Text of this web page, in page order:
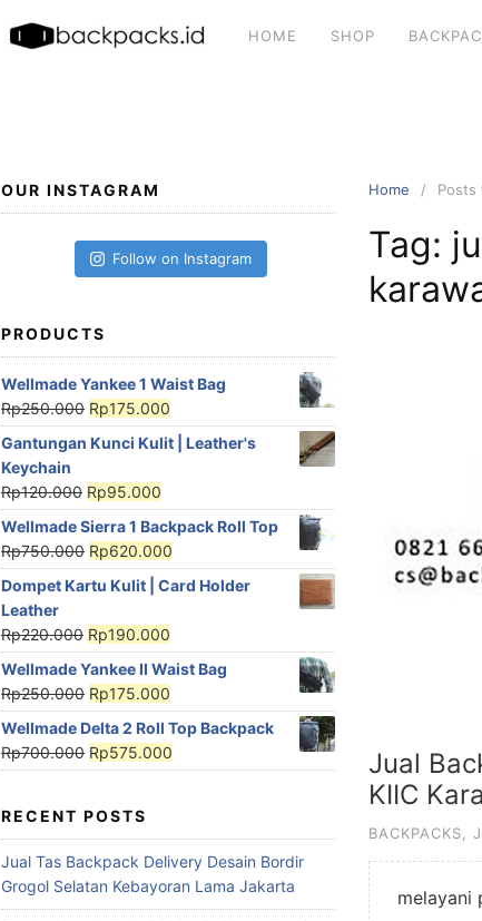
HOME SHOP
Home Posts
Tag:
Jual
KIIC
BACKPACKS
melayani
OUR INSTAGRAM
Follow on Instagram
PRODUCTS
Wellmade Yankee 1 Waist Bag
Rp250.000 Rp175.000
Gantungan Kunci Kulit | Leather's
Keychain
Rp120.000 Rp95.000
Wellmade Sierra 1 Backpack Roll Top
Rp750.000 Rp620.000
Dompet Kartu Kulit | Card Holder
Leather
Rp220.000 Rp190.000
Wellmade Yankee II Waist Bag
Rp250.000 Rp175.000
Wellmade Delta 2 Roll Top Backpack
Rp700.000 Rp575.000
RECENT POSTS
Jual Tas Backpack Delivery Desain Bordir
Grogol Selatan Kebayoran Lama Jakarta